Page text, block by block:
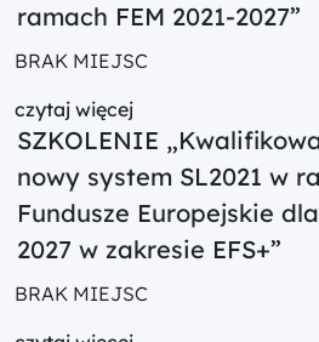
ramach FEM 2021-2027”
BRAK MIEJSC
czytaj więcej
SZKOLENIE
nowy system SL2021 w
Fundusze Europejskie
2027 w zakresie EFS+”
BRAK MIEJSC